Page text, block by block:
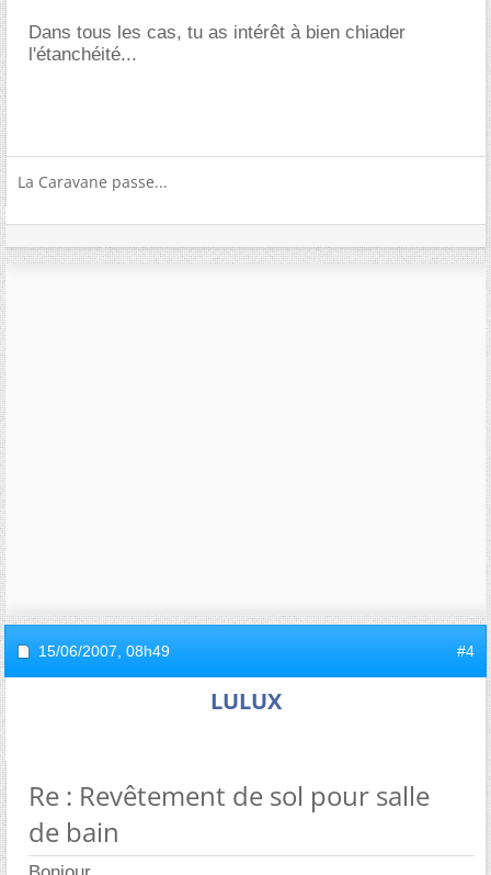
Dans tous les cas, tu as intérêt à bien chiader
l'étanchéité...
La Caravane passe...
15/06/2007, 08h49 #4
LULUX
Re : Revêtement de sol pour salle
de bain